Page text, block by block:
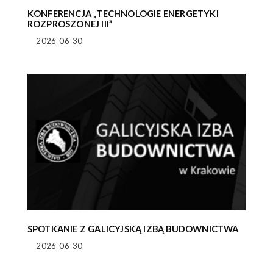
KONFERENCJA „TECHNOLOGIE ENERGETYKI
ROZPROSZONEJ III”
2026-06-30
SPOTKANIE Z GALICYJSKĄ IZBĄ BUDOWNICTWA
2026-06-30